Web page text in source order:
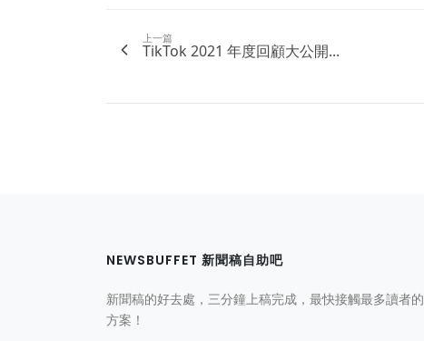
上一篇
TikTok 2021 年度回顧大公開...
NEWSBUFFET 新聞稿自助吧
新聞稿的好去處，三分鐘上稿完成，最快接觸最多讀者的
方案！